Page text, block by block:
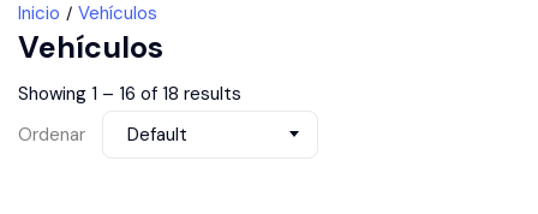
Inicio Vehículos
Vehículos
Showing 1 – 16 of 18 results
Ordenar
Default